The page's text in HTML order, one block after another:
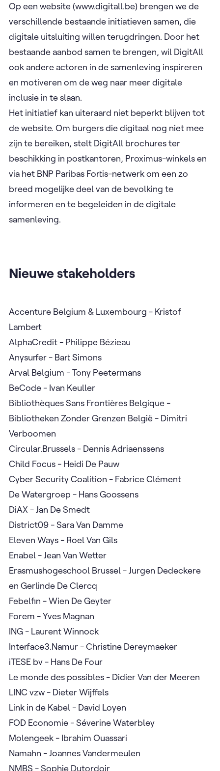
Op een website (www.digitall.be) brengen we de
verschillende bestaande initiatieven samen, die
digitale uitsluiting willen terugdringen. Door het
bestaande aanbod samen te brengen, wil DigitAll
ook andere actoren in de samenleving inspireren
en motiveren om de weg naar meer digitale
inclusie in te slaan.
Het initiatief kan uiteraard niet beperkt blijven tot
de website. Om burgers die digitaal nog niet mee
zijn te bereiken, stelt DigitAll brochures ter
beschikking in postkantoren, Proximus-winkels en
via het BNP Paribas Fortis-netwerk om een zo
breed mogelijke deel van de bevolking te
informeren en te begeleiden in de digitale
samenleving.
Nieuwe stakeholders
Accenture Belgium & Luxembourg - Kristof
Lambert
AlphaCredit - Philippe Bézieau
Anysurfer - Bart Simons
Arval Belgium - Tony Peetermans
BeCode - Ivan Keuller
Bibliothèques Sans Frontières Belgique -
Bibliotheken Zonder Grenzen België - Dimitri
Verboomen
Circular.Brussels - Dennis Adriaenssens
Child Focus - Heidi De Pauw
Cyber Security Coalition - Fabrice Clément
De Watergroep - Hans Goossens
DiAX - Jan De Smedt
District09 - Sara Van Damme
Eleven Ways - Roel Van Gils
Enabel - Jean Van Wetter
Erasmushogeschool Brussel - Jurgen Dedeckere
en Gerlinde De Clercq
Febelfin - Wien De Geyter
Forem - Yves Magnan
ING - Laurent Winnock
Interface3.Namur - Christine Dereymaeker
iTESE bv - Hans De Four
Le monde des possibles - Didier Van der Meeren
LINC vzw - Dieter Wijffels
Link in de Kabel - David Loyen
FOD Economie - Séverine Waterbley
Molengeek - Ibrahim Ouassari
Namahn - Joannes Vandermeulen
NMBS - Sophie Dutordoir